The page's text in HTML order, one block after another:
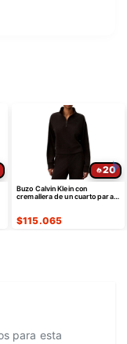
20
Buzo Calvin Klein con
cremallera de un cuarto para
$115.065
para esta